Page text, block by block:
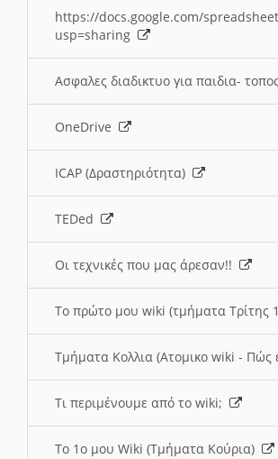
https://docs.google.com/
usp=sharing
Ασφαλες διαδικτυο για παιδια-
OneDrive
ICAP (Δραστηριότητα)
TEDed
Οι τεχνικές που μας άρεσαν!!
Το πρώτο μου wiki (τμήματα Τρίτης
Τμήματα Κολλια (Ατομικο wiki -
Τι περιμένουμε από το wiki;
Το 1ο μου Wiki (Τμήματα Κούρια)